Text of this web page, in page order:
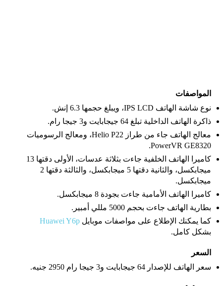
المواصفات
نوع شاشة الهاتف IPS LCD، ويبلغ حجمها 6.3 إنش.
ذاكرة الهاتف الداخلية تبلغ 64 جيجابايت و3 جيجا رام.
معالج الهاتف جاء من طراز Helio P22، ومعالج الرسوميات
PowerVR GE8320.
كاميرا الهاتف الخلفية جاءت بثلاثة عدسات، الأولى دقتها 13
ميجابكسل، والثانية دقتها 5 ميجابكسل، والثالثة دقتها 2
ميجابكسل.
كاميرا الهاتف الأمامية جاءت بجودة 8 ميجابكسل.
بطارية الهاتف جاءت بحجم 5000 مللي أمبير.
كما يمكنك الإطلاع على مواصفات موبايلHuawei Y6p
بشكل كامل.
السعر
سعر الهاتف للإصدار 64 جيجابايت و3 جيجا رام 2950 جنيه.